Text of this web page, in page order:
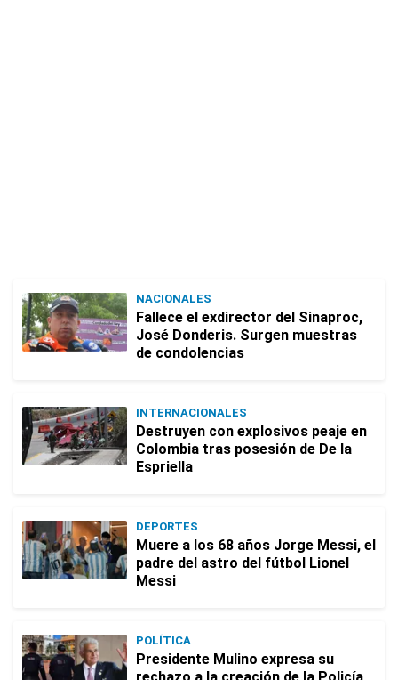
NACIONALES
Fallece el exdirector del Sinaproc,
José Donderis. Surgen muestras
de condolencias
INTERNACIONALES
Destruyen con explosivos peaje en
Colombia tras posesión de De la
Espriella
DEPORTES
Muere a los 68 años Jorge Messi, el
padre del astro del fútbol Lionel
Messi
POLÍTICA
Presidente Mulino expresa su